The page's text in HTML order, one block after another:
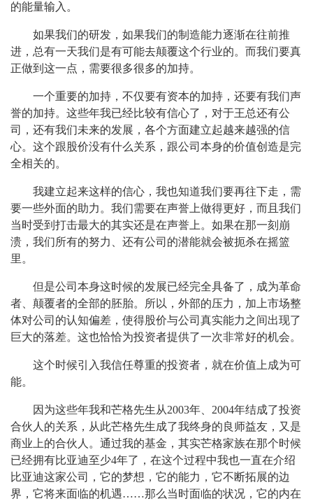
的能量输入。
如果我们的研发，如果我们的制造能力逐渐在往前推
进，总有一天我们是有可能去颠覆这个行业的。而我们要真
正做到这一点，需要很多很多的加持。
一个重要的加持，不仅要有资本的加持，还要有我们声
誉的加持。这些年我已经比较有信心了，对于王总还有公
司，还有我们未来的发展，各个方面建立起越来越强的信
心。这个跟股价没有什么关系，跟公司本身的价值创造是完
全相关的。
我建立起来这样的信心，我也知道我们要再往下走，需
要一些外面的助力。我们需要在声誉上做得更好，而且我们
当时受到打击最大的其实还是在声誉上。如果在那一刻崩
溃，我们所有的努力、还有公司的潜能就会被扼杀在摇篮
里。
但是公司本身这时候的发展已经完全具备了，成为革命
者、颠覆者的全部的胚胎。所以，外部的压力，加上市场整
体对公司的认知偏差，使得股价与公司真实能力之间出现了
巨大的落差。这也恰恰为投资者提供了一次非常好的机会。
这个时候引入我信任尊重的投资者，就在价值上成为可
能。
因为这些年我和芒格先生从2003年、2004年结成了投资
合伙人的关系，从此芒格先生成了我终身的良师益友，又是
商业上的合伙人。通过我的基金，其实芒格家族在那个时候
已经拥有比亚迪至少4年了，在这个过程中我也一直在介绍
比亚迪这家公司，它的梦想，它的能力，它不断拓展的边
界，它将来面临的机遇……那么当时面临的状况，它的内在